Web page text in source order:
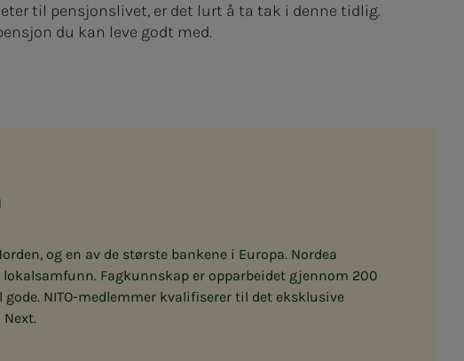
til pensjonslivet, er det lurt å ta tak i denne tidlig.
du kan leve godt med.
og en av de største bankene i Europa. Nordea
Fagkunnskap er opparbeidet gjennom 200
NITO-medlemmer kvalifiserer til det eksklusive